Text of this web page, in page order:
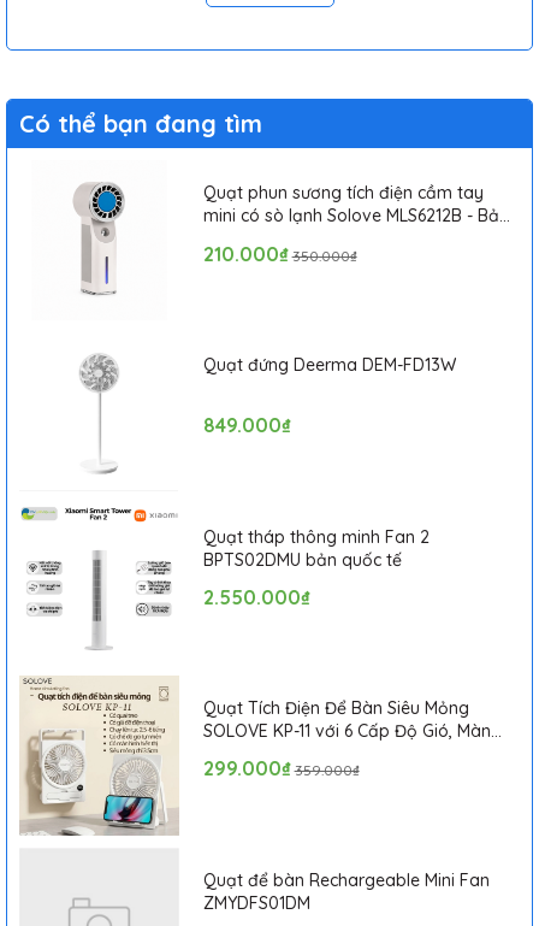
Có thể bạn đang tìm
Quạt phun sương tích điện cầm tay
mini có sò lạnh Solove MLS6212B - Bảo
210.000₫ 350.000₫
Quạt đứng Deerma DEM-FD13W
849.000₫
Quạt tháp thông minh Fan 2
BPTS02DMU bản quốc tế
2.550.000₫
Quạt Tích Điện Để Bàn Siêu Mỏng
SOLOVE KP-11 với 6 Cấp Độ Gió, Màn
299.000₫ 359.000₫
Quạt để bàn Rechargeable Mini Fan
ZMYDFS01DM